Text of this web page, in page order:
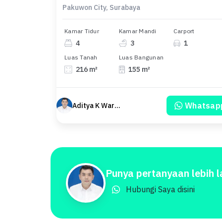
Pakuwon City, Surabaya
Kamar Tidur
4
Kamar Mandi
3
Carport
1
Luas Tanah
216 m²
Luas Bangunan
155 m²
Aditya K Wardhana
Punya pertanyaan lebih
Hubungi Saya disini